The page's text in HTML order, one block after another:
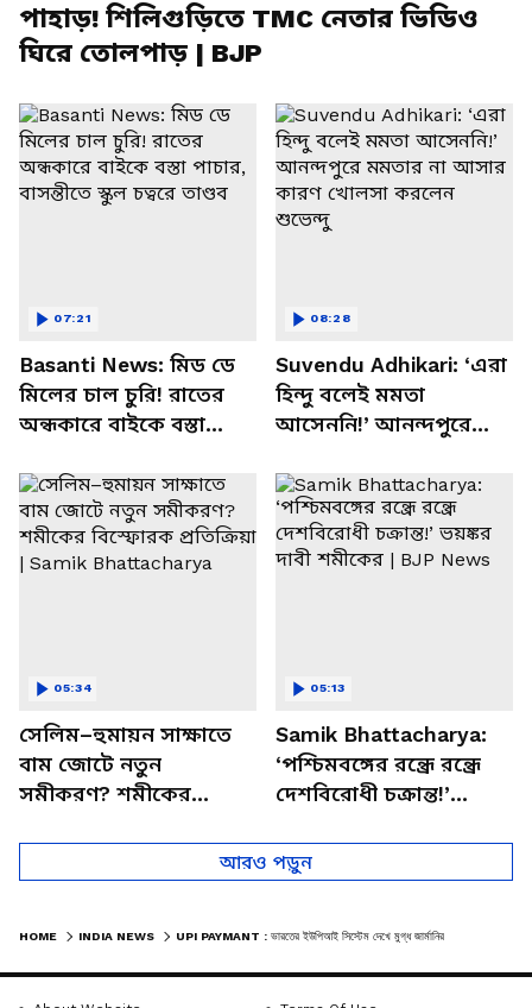
পাহাড়! শিলিগুড়িতে TMC নেতার ভিডিও
ঘিরে তোলপাড় | BJP
Basanti News: মিড ডে
মিলের চাল চুরি! রাতের
অন্ধকারে বাইকে বস্তা
চত্বরে তাণ্ডব
07:21
Suvendu Adhikari: ‘এরা
হিন্দু বলেই মমতা
আসেননি!’ আনন্দপুরে
খোলসা করলেন শুভেন্দু
08:28
সেলিম–হুমায়ন সাক্ষাতে
বাম জোটে নতুন
সমীকরণ? শমীকের
Samik Bhattacharya
05:34
Samik Bhattacharya:
‘পশ্চিমবঙ্গের রন্ধ্রে রন্ধ্রে
দেশবিরোধী চক্রান্ত!’
BJP News
05:13
আরও পড়ুন
HOME INDIA NEWS